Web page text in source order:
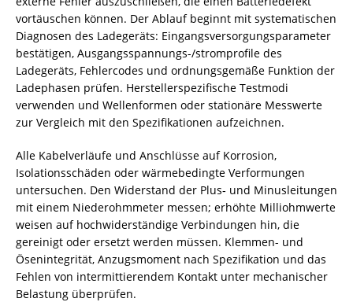
vortäuschen können. Der Ablauf beginnt mit systematischen
Diagnosen des Ladegeräts: Eingangsversorgungsparameter
bestätigen, Ausgangsspannungs-/stromprofile des
Ladegeräts, Fehlercodes und ordnungsgemäße Funktion der
Ladephasen prüfen. Herstellerspezifische Testmodi
verwenden und Wellenformen oder stationäre Messwerte
zur Vergleich mit den Spezifikationen aufzeichnen.
Alle Kabelverläufe und Anschlüsse auf Korrosion,
Isolationsschäden oder wärmebedingte Verformungen
untersuchen. Den Widerstand der Plus‑ und Minusleitungen
mit einem Niederohmmeter messen; erhöhte Milliohmwerte
weisen auf hochwiderständige Verbindungen hin, die
gereinigt oder ersetzt werden müssen. Klemmen- und
Ösenintegrität, Anzugsmoment nach Spezifikation und das
Fehlen von intermittierendem Kontakt unter mechanischer
Belastung überprüfen.